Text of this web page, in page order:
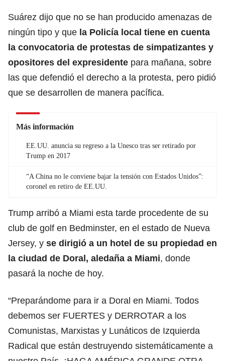
Suárez dijo que no se han producido amenazas de
ningún tipo y que la Policía local tiene en cuenta
la convocatoria de protestas de simpatizantes y
opositores del expresidente para mañana, sobre
las que defendió el derecho a la protesta, pero pidió
que se desarrollen de manera pacífica.
Más información
EE.UU. anuncia su regreso a la Unesco tras ser retirado por
Trump en 2017
“A China no le conviene bajar la tensión con Estados Unidos”:
coronel en retiro de EE.UU.
Trump arribó a Miami esta tarde procedente de su
club de golf en Bedminster, en el estado de Nueva
Jersey, y se dirigió a un hotel de su propiedad en
la ciudad de Doral, aledaña a Miami, donde
pasará la noche de hoy.
“Preparándome para ir a Doral en Miami. Todos
debemos ser FUERTES y DERROTAR a los
Comunistas, Marxistas y Lunáticos de Izquierda
Radical que están destruyendo sistemáticamente a